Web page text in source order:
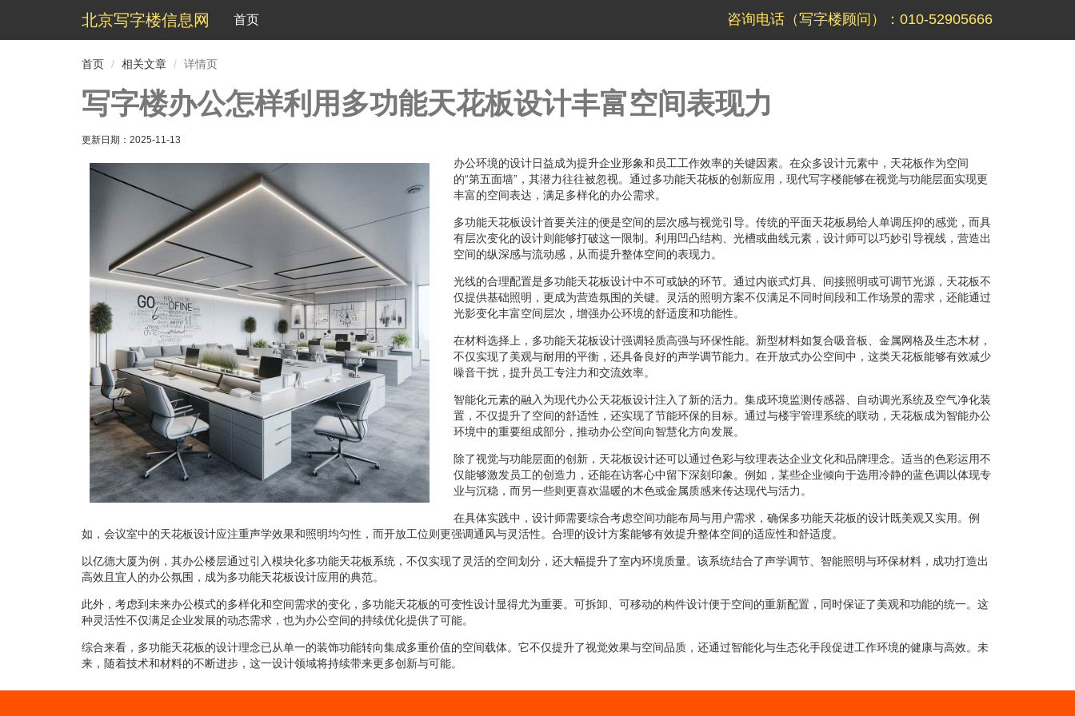
北京写字楼信息网 首页 咨询电话（写字楼顾问）：010-52905666
首页 相关文章 详情页
写字楼办公怎样利用多功能天花板设计丰富空间表现力
更新日期： 2025-11-13
办公环境的设计日益成为提升企业形象和员工工作效率的关键因素。在众多设计元素中，天花板作为空间
的“第五面墙”，其潜力往往被忽视。通过多功能天花板的创新应用，现代写字楼能够在视觉与功能层面实现更
丰富的空间表达，满足多样化的办公需求。
多功能天花板设计首要关注的便是空间的层次感与视觉引导。传统的平面天花板易给人单调压抑的感觉，而具
有层次变化的设计则能够打破这一限制。利用凹凸结构、光槽或曲线元素，设计师可以巧妙引导视线，营造出
空间的纵深感与流动感，从而提升整体空间的表现力。
光线的合理配置是多功能天花板设计中不可或缺的环节。通过内嵌式灯具、间接照明或可调节光源，天花板不
仅提供基础照明，更成为营造氛围的关键。灵活的照明方案不仅满足不同时间段和工作场景的需求，还能通过
光影变化丰富空间层次，增强办公环境的舒适度和功能性。
在材料选择上，多功能天花板设计强调轻质高强与环保性能。新型材料如复合吸音板、金属网格及生态木材，
不仅实现了美观与耐用的平衡，还具备良好的声学调节能力。在开放式办公空间中，这类天花板能够有效减少
噪音干扰，提升员工专注力和交流效率。
智能化元素的融入为现代办公天花板设计注入了新的活力。集成环境监测传感器、自动调光系统及空气净化装
置，不仅提升了空间的舒适性，还实现了节能环保的目标。通过与楼宇管理系统的联动，天花板成为智能办公
环境中的重要组成部分，推动办公空间向智慧化方向发展。
除了视觉与功能层面的创新，天花板设计还可以通过色彩与纹理表达企业文化和品牌理念。适当的色彩运用不
仅能够激发员工的创造力，还能在访客心中留下深刻印象。例如，某些企业倾向于选用冷静的蓝色调以体现专
业与沉稳，而另一些则更喜欢温暖的木色或金属质感来传达现代与活力。
在具体实践中，设计师需要综合考虑空间功能布局与用户需求，确保多功能天花板的设计既美观又实用。例
如，会议室中的天花板设计应注重声学效果和照明均匀性，而开放工位则更强调通风与灵活性。合理的设计方案能够有效提升整体空间的适应性和舒适度。
以亿德大厦为例，其办公楼层通过引入模块化多功能天花板系统，不仅实现了灵活的空间划分，还大幅提升了室内环境质量。该系统结合了声学调节、智能照明与环保材料，成功打造出
高效且宜人的办公氛围，成为多功能天花板设计应用的典范。
此外，考虑到未来办公模式的多样化和空间需求的变化，多功能天花板的可变性设计显得尤为重要。可拆卸、可移动的构件设计便于空间的重新配置，同时保证了美观和功能的统一。这
种灵活性不仅满足企业发展的动态需求，也为办公空间的持续优化提供了可能。
综合来看，多功能天花板的设计理念已从单一的装饰功能转向集成多重价值的空间载体。它不仅提升了视觉效果与空间品质，还通过智能化与生态化手段促进工作环境的健康与高效。未
来，随着技术和材料的不断进步，这一设计领域将持续带来更多创新与可能。